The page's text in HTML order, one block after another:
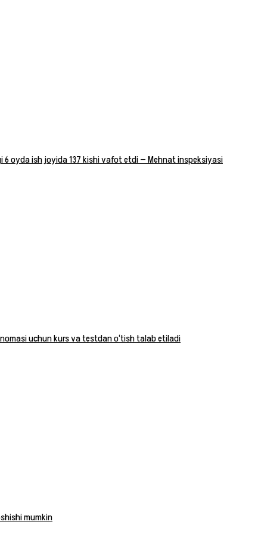
6 oyda ish joyida 137 kishi vafot etdi — Mehnat inspeksiyasi
uchun kurs va testdan o‘tish talab etiladi
mumkin